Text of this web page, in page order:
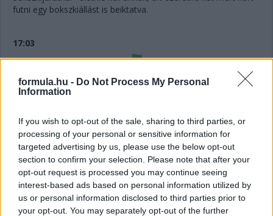
formula.hu - Do Not Process My Personal
Information
If you wish to opt-out of the sale, sharing to third parties, or
processing of your personal or sensitive information for
targeted advertising by us, please use the below opt-out
section to confirm your selection. Please note that after your
opt-out request is processed you may continue seeing
interest-based ads based on personal information utilized by
us or personal information disclosed to third parties prior to
your opt-out. You may separately opt-out of the further
futni egy bokszkiállást is beiktatva.
17:03
Folytatódik a Q3, bő nyolc perce maradt a pilótáknak.
Antonelli jön elsőként, de sem Piastrit, sem Verstappent nem
előzi a vb-éllovas.
17:07
Russell viszont az élre áll, de csak 31 ezreddel előzi Piastrit!
Hamilton csak a hatodik a Ferrarival, kap bő fél másodpercet.
Norris, Lawson és Hülkenberg mért idő nélkül.